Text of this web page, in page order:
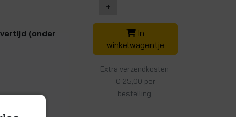
(onder
+
In
winkelwagentje
Extra verzendkosten:
€ 25,00 per
bestelling.